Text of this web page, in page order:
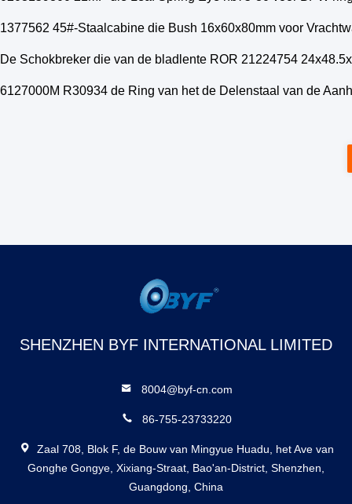
1377562 45#-Staalcabine die Bush 16x60x80mm voor
De Schokbreker die van de bladlente ROR 21224754
6127000M R30934 de Ring van het de Delenstaal van de
SHENZHEN BYF INTERNATIONAL LIMITED
8004@byf-cn.com
86-755-23733220
Zaal 708, Blok F, de Bouw van Mingyue Huadu, het Ave van
Gonghe Gongye, Xixiang-Straat, Bao'an-District, Shenzhen,
Guangdong, China